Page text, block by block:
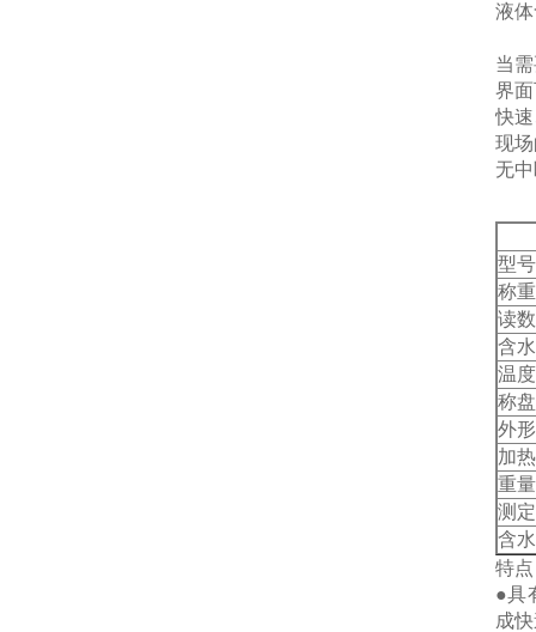
液
当
界
快速
现
无
型号
称
读
含
温
称
外
加
重
测
含
特
●具
成